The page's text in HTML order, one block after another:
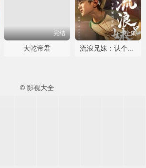
完结
大乾帝君
全集
流浪兄妹：认个爹爹当守护
© 影视大全